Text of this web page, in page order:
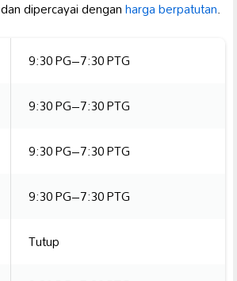
dan dipercayai denganharga berpatutan.
9:30 PG–7:30 PTG
9:30 PG–7:30 PTG
9:30 PG–7:30 PTG
9:30 PG–7:30 PTG
Tutup